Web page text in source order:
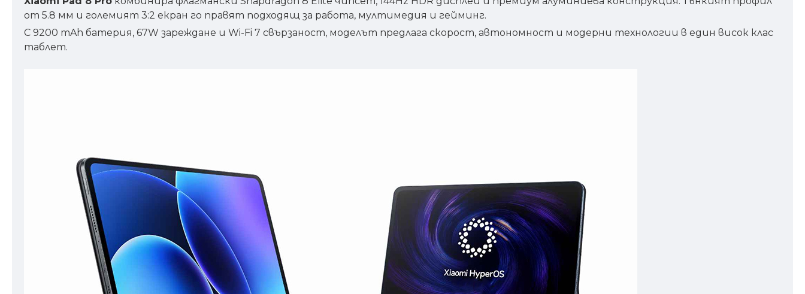
от 5.8 мм и големият 3:2 екран го правят подходящ за работа, мултимедия и гейминг.
С 9200 mAh батерия, 67W зареждане и Wi-Fi 7 свързаност, моделът предлага скорост, автономност и модерни технологии в един висок клас
таблет.